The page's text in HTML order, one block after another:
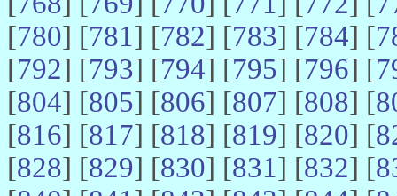
[780] [781] [782] [783] [784] [
[792] [793] [794] [795] [796] [
[804] [805] [806] [807] [808] [
[816] [817] [818] [819] [820] [
[828] [829] [830] [831] [832] [